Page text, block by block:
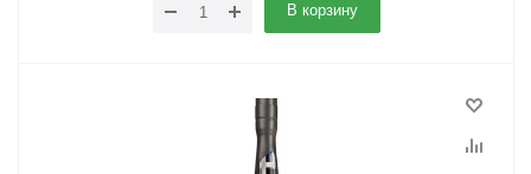
В корзину